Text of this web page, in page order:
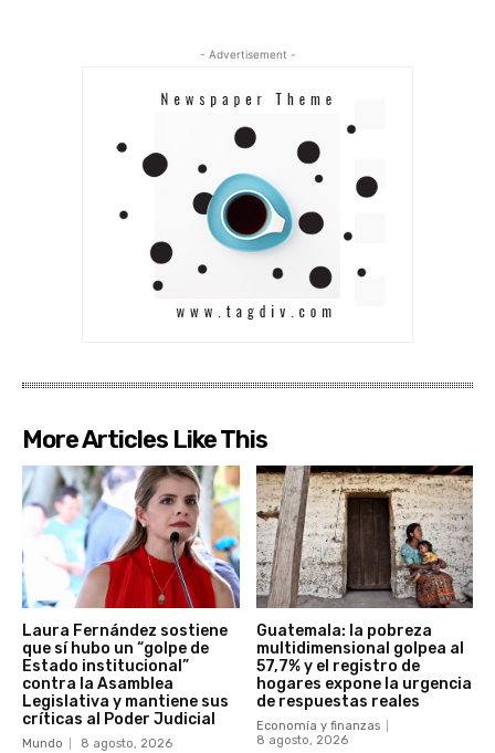
- Advertisement -
More Articles Like This
Laura Fernández sostiene
que sí hubo un “golpe de
Estado institucional”
contra la Asamblea
Legislativa y mantiene sus
críticas al Poder Judicial
Mundo 8 agosto, 2026
Guatemala: la pobreza
multidimensional golpea al
57,7% y el registro de
hogares expone la urgencia
de respuestas reales
Economía y finanzas
8 agosto, 2026